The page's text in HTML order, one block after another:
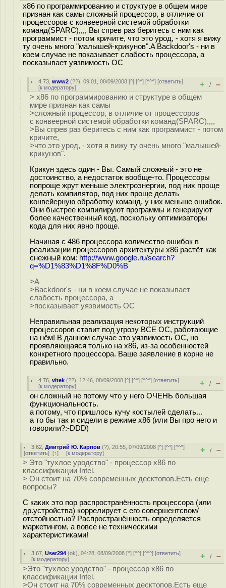
х86 по программированию и структуре в общем мире
признан как самы сложный процессор, в отличие от
процессоров с конвеерной системой обработки
команд(SPARC),,,, Вы спрев раз беритесь с ним как
программист - потом кричите, что это урод, - хотя я вижу
ту очень много "малышей-крикунов".A Backdoor's - ни в
коем случае не показывает слабость процессора, а
посказывает уязвимость ОС
4.73 ,www2 (??), 09:01, 08/09/2008 [^] [^^] [^^^] [ответить]
[к модератору] + / –
> х86 по программированию и структуре в общем
мире признан как самы
>сложный процессор, в отличие от процессоров
с конвеерной системой обработки команд(SPARC),,,,
>Вы спрев раз беритесь с ним как программист - потом
кричите,
>что это урод, - хотя я вижу ту очень много "малышей-
крикунов".
Крикун здесь один - Вы. Самый сложный - это не
достоинство, а недостаток вообще-то. Процессоры
попроще жрут меньше электроэнергии, под них проще
делать компилятор, под них проще делать
конвейерную обработку команд, у них меньше ошибок.
Они быстрее компилируют программы и генерируют
более качественный код, поскольку оптимизаторы
кода для них явно проще.
Начиная с 486 процессора количество ошибок в
реализации процессоров архитектуры x86 растёт как
снежный ком: http://www.google.ru/search?
q=%D1%83%D1%8F%D0%B
>A
>Backdoor's - ни в коем случае не показывает
слабость процессора, а
>посказывает уязвимость ОС
Неправильная реализация некоторых инструкций
процессоров ставит под угрозу ВСЕ ОС, работающие
на нём! В данном случае это уязвимость ОС, но
проявляющаяся только на x86, из-за особенностей
конкретного процессора. Ваше заявление в корне не
правильно.
4.76 ,vitek (??), 12:46, 08/09/2008 [^] [^^] [^^^] [ответить]
[к модератору] + / –
он сложный не потому что у него ОЧЕНЬ большая
функциональность.
а потому, что пришлось кучу костылей сделать...
а то бы так и сидели в режиме x86 (или Вы про него и
говорили?:-DDD)
3.62 ,Дмитрий Ю. Карпов (?), 20:55, 07/09/2008 [^] [^^] [^^^]
[ответить] [↑] [к модератору] + / –
> Это "тухлое уродство" - процессор х86 по
классификации Intel.
> Он стоит на 70% современных десктопов.Есть еще
вопросы?
С каких это пор распространённость процессора (или
др.устройства) коррелирует с его совершентсвом/
отстойностью? Распространённость определяется
маркетингом, а вовсе не техническими
характеристиками!
3.67 ,User294 (ok), 04:28, 08/09/2008 [^] [^^] [^^^] [ответить]
[к модератору] + / –
>Это "тухлое уродство" - процессор х86 по
классификации Intel.
>Он стоит на 70% современных десктопов.Есть еще